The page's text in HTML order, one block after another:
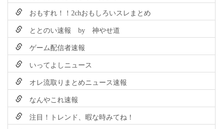
おもすれ！！2chおもしろいスレまとめ
ととのい速報 by 神やせ道
ゲーム配信者速報
いってよしニュース
オレ流取りまとめニュース速報
なんやこれ速報
注目！トレンド、暇な時みてね！